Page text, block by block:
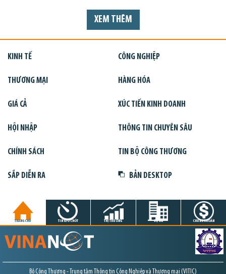
XEM THÊM
KINH TẾ CÔNG NGHIỆP
THƯƠNG MẠI HÀNG HÓA
GIÁ CẢ XÚC TIẾN KINH DOANH
HỘI NHẬP THÔNG TIN CHUYÊN SÂU
CHÍNH SÁCH TIN BỘ CÔNG THƯƠNG
SẮP DIỄN RA BẢN DESKTOP
TRANG CHỦ TIN GIỜ CHÓT THỊ TRƯỜNG DỰ ÁN CHỨNG KHOÁN
Bộ Công Thương - Trung tâm Thông tin Công Nghiệp và Thương mại (VITIC)